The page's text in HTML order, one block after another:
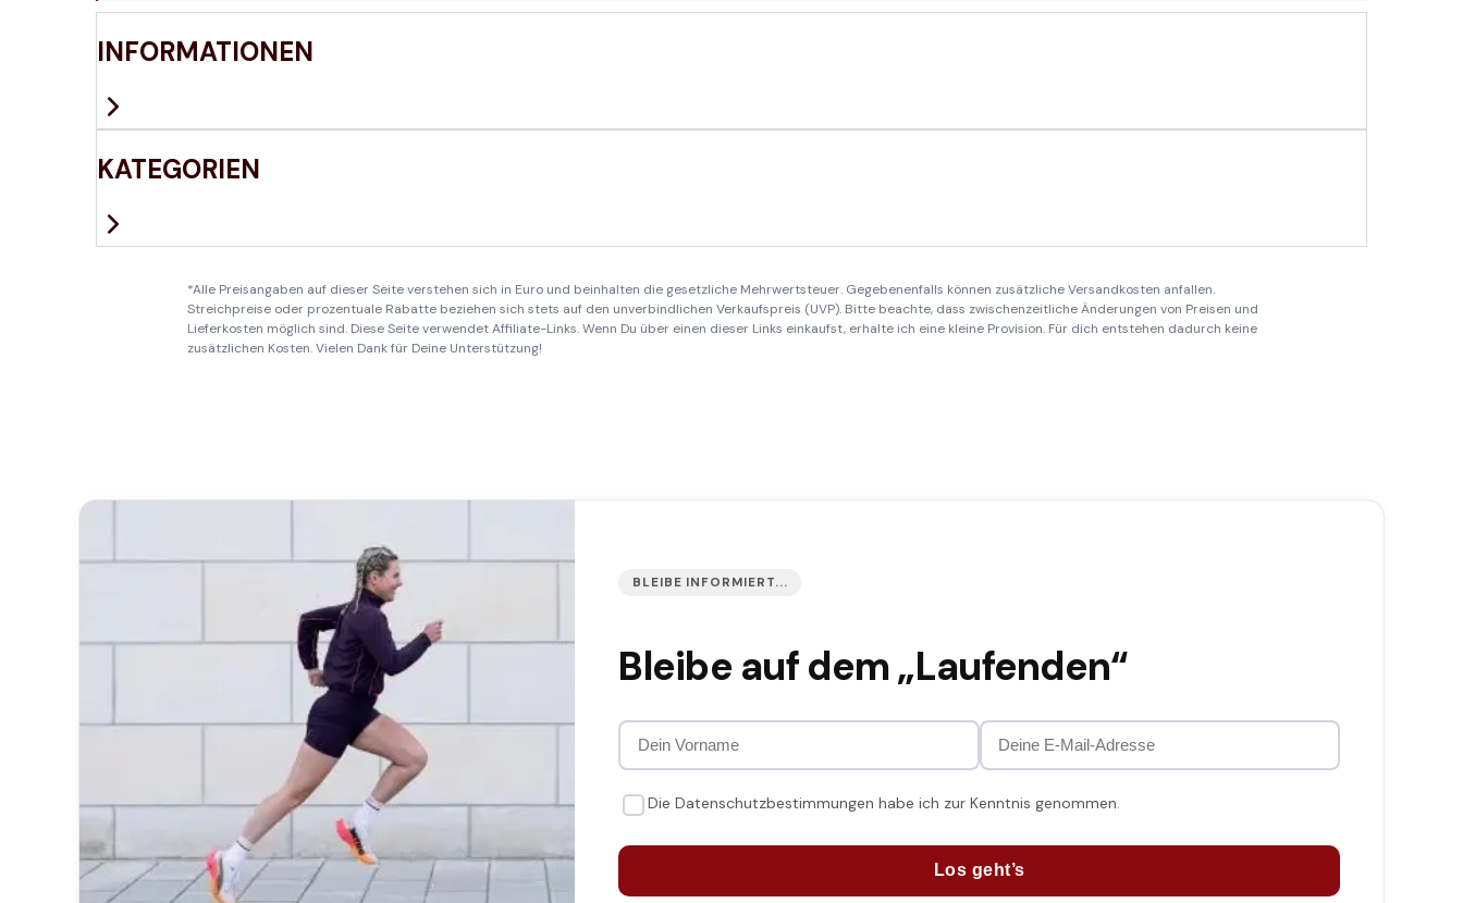
INFORMATIONEN
KATEGORIEN
*Alle Preisangaben auf dieser Seite verstehen sich in Euro und beinhalten die gesetzliche Mehrwertsteuer. Gegebenenfalls können zusätzliche Versandkosten anfallen.
Streichpreise oder prozentuale Rabatte beziehen sich stets auf den unverbindlichen Verkaufspreis (UVP). Bitte beachte, dass zwischenzeitliche Änderungen von Preisen und
Lieferkosten möglich sind. Diese Seite verwendet Affiliate-Links. Wenn Du über einen dieser Links einkaufst, erhalte ich eine kleine Provision. Für dich entstehen dadurch keine
zusätzlichen Kosten. Vielen Dank für Deine Unterstützung!
BLEIBE INFORMIERT...
Bleibe auf dem „Laufenden“
Die Datenschutzbestimmungen habe ich zur Kenntnis genommen.
Los geht’s